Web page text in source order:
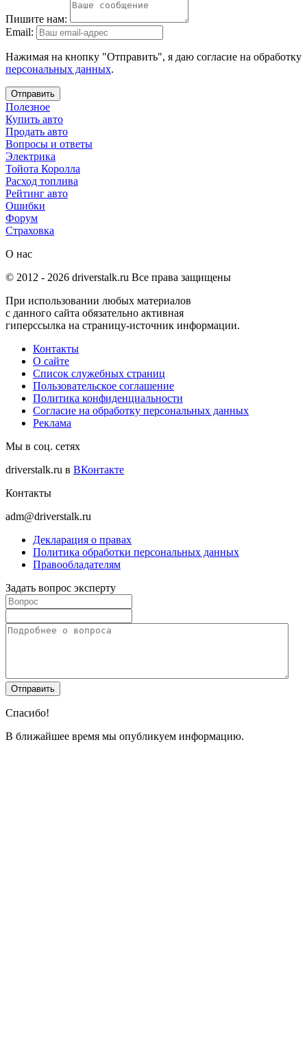
Пишите нам:
Email:
Нажимая на кнопку "Отправить", я даю согласие на обработку
персональных данных.
Отправить
Полезное
Купить авто
Продать авто
Вопросы и ответы
Электрика
Тойота Королла
Расход топлива
Рейтинг авто
Ошибки
Форум
Страховка
О нас
© 2012 - 2026 driverstalk.ru Все права защищены
При использовании любых материалов
с данного сайта обязательно активная
гиперссылка на страницу-источник информации.
Контакты
О сайте
Список служебных страниц
Пользовательское соглашение
Политика конфиденциальности
Согласие на обработку персональных данных
Реклама
Мы в соц. сетях
driverstalk.ru в ВКонтакте
Контакты
adm@driverstalk.ru
Декларация о правах
Политика обработки персональных данных
Правообладателям
Задать вопрос эксперту
Спасибо!
В ближайшее время мы опубликуем информацию.